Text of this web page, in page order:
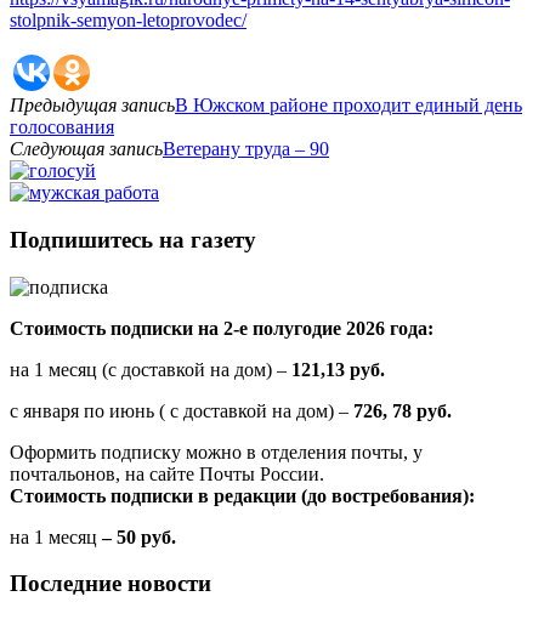
stolpnik-semyon-letoprovodec/
Предыдущая записьВ Южском районе проходит единый день
голосования
Следующая записьВетерану труда – 90
Подпишитесь на газету
Стоимость подписки на 2-е полугодие 2026 года:
на 1 месяц (с доставкой на дом) – 121,13 руб.
с января по июнь ( с доставкой на дом) – 726, 78 руб.
Оформить подписку можно в отделения почты, у
почтальонов, на сайте Почты России.
Стоимость подписки в редакции (до востребования):
на 1 месяц – 50 руб.
Последние новости